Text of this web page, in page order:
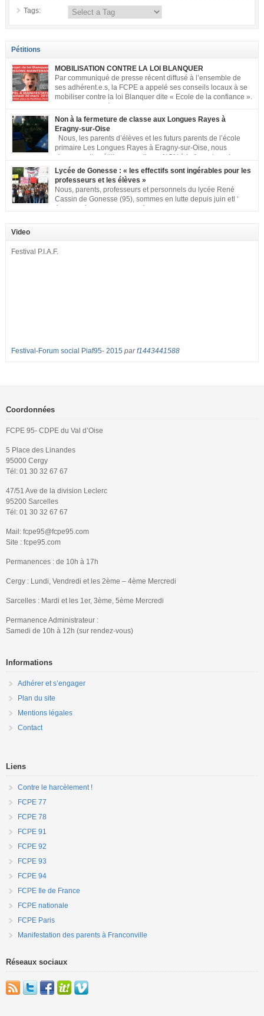
Tags:
Pétitions
MOBILISATION CONTRE LA LOI BLANQUER
Par communiqué de presse récent diffusé à l’ensemble de
ses adhérent.e.s, la FCPE a appelé ses conseils locaux à se
mobiliser contre la loi Blanquer dite « Ecole de la confiance ».
met à votre disposition ce kit de mobilisation comprenant : 1 affiche
appelant […]
Non à la fermeture de classe aux Longues Rayes à
Eragny-sur-Oise
Nous, les parents d’élèves et les futurs parents de l’école
primaire Les Longues Rayes à Eragny-sur-Oise, nous
signons cette pétition pour dire « NON à la fermeture de
classe aux Longues Rayes ». Non à la dégradation continue des conditions
d’accueil et d’apprentissage de nos enfants à l’école primaire. Chaque
enfant a droit à […]
Lycée de Gonesse : « les effectifs sont ingérables pour les
professeurs et les élèves »
Nous, parents, professeurs et personnels du lycée René
Cassin de Gonesse (95), sommes en lutte depuis juin etl ‘
équipe pédagogique en grève depuis le vendredi 2
nombreuses classes de première et […]
Video
Festival P.I.A.F.
Festival-Forum social Piaf95- 2015 parf1443441588
Coordonnées
FCPE 95- CDPE du Val d’Oise
5 Place des Linandes
95000 Cergy
Tél: 01 30 32 67 67
47/51 Ave de la division Leclerc
95200 Sarcelles
Tél: 01 30 32 67 67
Mail: fcpe95@fcpe95.com
Site : fcpe95.com
Permanences : de 10h à 17h
Cergy : Lundi, Vendredi et les 2ème – 4ème Mercredi
Sarcelles : Mardi et les 1er, 3ème, 5ème Mercredi
Permanence Administrateur :
Samedi de 10h à 12h (sur rendez-vous)
Informations
Adhérer et s’engager
Plan du site
Mentions légales
Contact
Liens
Contre le harcèlement !
FCPE 77
FCPE 78
FCPE 91
FCPE 92
FCPE 93
FCPE 94
FCPE Ile de France
FCPE nationale
FCPE Paris
Manifestation des parents à Franconville
Réseaux sociaux